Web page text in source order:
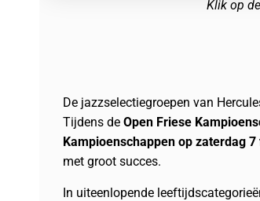
Klik op
De jazzselectiegroepen van
Tijdens de Open Friese
Kampioenschappen op zaterdag
met groot succes.
In uiteenlopende